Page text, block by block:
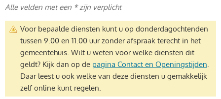
Alle velden met een * zijn verplicht
Voor bepaalde diensten kunt u op donderdagochtenden
tussen 9.00 en 11.00 uur zonder afspraak terecht in het
gemeentehuis. Wilt u weten voor welke diensten dit
geldt? Kijk dan op de pagina Contact en Openingstijden
Daar leest u ook welke van deze diensten u gemakkelijk
zelf online kunt regelen.